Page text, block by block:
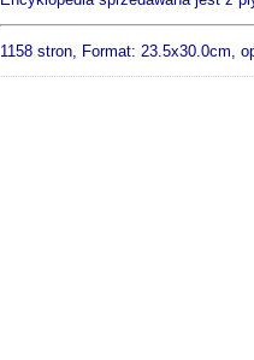
1158 stron, Format: 23.5x30.0cm,